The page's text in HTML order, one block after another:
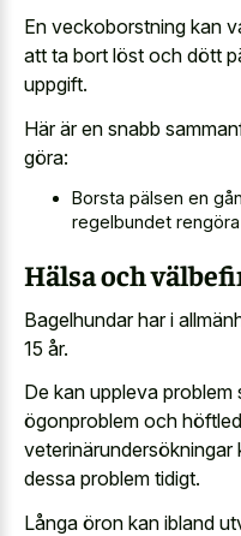
En veckoborstning kan
att ta bort löst och dött
uppgift.
Här är en snabb
göra:
Borsta pälsen en
regelbundet
Hälsa och
Bagelhundar har i
15 år.
De kan uppleva
ögonproblem och
veterinärundersökningar
dessa problem tidigt.
Långa öron kan ibland